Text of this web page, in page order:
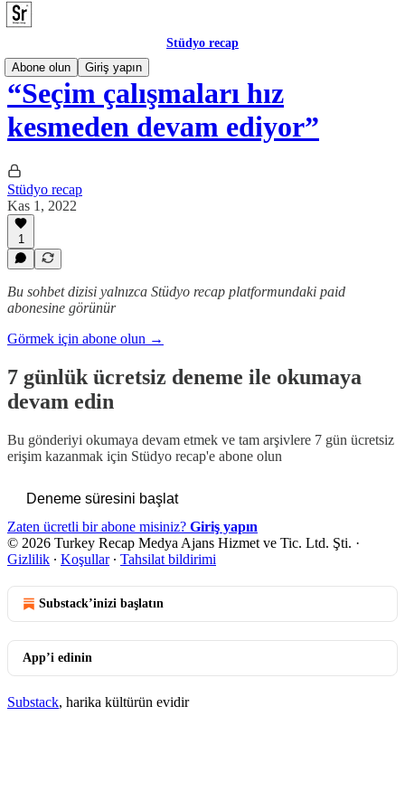
Stüdyo recap
Abone olun
Giriş yapın
“Seçim çalışmaları hız
kesmeden devam ediyor”
Stüdyo recap
Kas 1, 2022
1
Bu sohbet dizisi yalnızca Stüdyo recap platformundaki paid
abonesine görünür
Görmek için abone olun →
7 günlük ücretsiz deneme ile okumaya
devam edin
Bu gönderiyi okumaya devam etmek ve tam arşivlere 7 gün ücretsiz
erişim kazanmak için Stüdyo recap'e abone olun
Deneme süresini başlat
Zaten ücretli bir abone misiniz? Giriş yapın
© 2026 Turkey Recap Medya Ajans Hizmet ve Tic. Ltd. Şti. ·
Gizlilik ∙ Koşullar∙ Tahsilat bildirimi
Substack’inizi başlatın
App’i edinin
Substack, harika kültürün evidir